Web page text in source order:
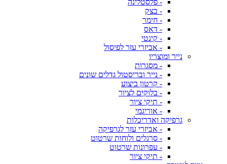
- פלסטלינה
- בצק
- חימר
- דאס
- קינטי
- אביזרי עזר לפיסול
נייר ומוצריו
- מסגרות
- נייר ובריסטול גדלים שונים
- קרטון ביצוע
- בלוקים לציור
- תיקי ציור
- אוריגמי
גרפיקה ואדריכלות
- אביזרי עזר לגרפיקה
- סרגלים ולוחות שרטוט
- עפרונות שרטוט
- תיקי ציור